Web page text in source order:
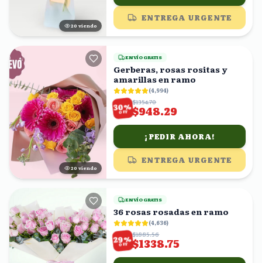
19 viendo
ENTREGA URGENTE
19 viendo
ENVÍO GRATIS
Gerberas, rosas rositas y
amarillas en ramo
(4,994)
30%
OFF
$1354.70
$948.29
¡PEDIR AHORA!
ENTREGA URGENTE
ENVÍO GRATIS
36 rosas rosadas en ramo
(4,636)
29%
OFF
$1885.56
$1338.75